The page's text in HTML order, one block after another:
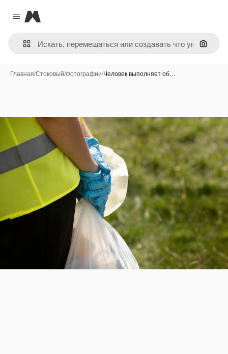
Close menu
Magnific
Поиск
Главная/Стоковый/Фотографии/Человек выполняет об…